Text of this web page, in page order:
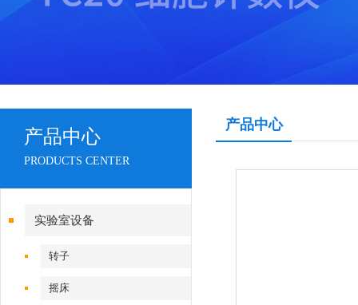
产品中心
PRODUCTS CENTER
实验室设备
转子
摇床
产品中心